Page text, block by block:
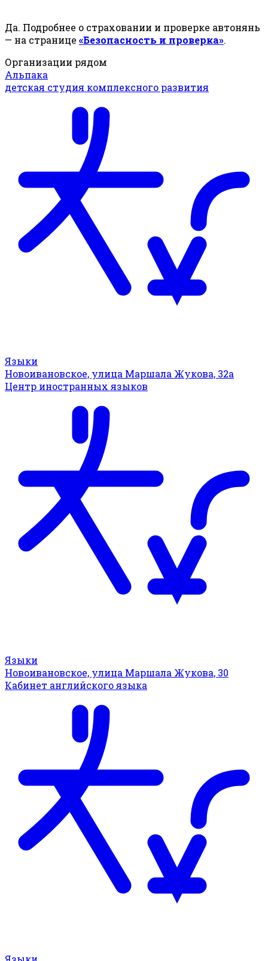
Да. Подробнее о страховании и проверке автонянь
— на странице «Безопасность и проверка».
Организации рядом
Альпака
детская студия комплексного развития
Языки
Новоивановское, улица Маршала Жукова, 32а
Центр иностранных языков
Языки
Новоивановское, улица Маршала Жукова, 30
Кабинет английского языка